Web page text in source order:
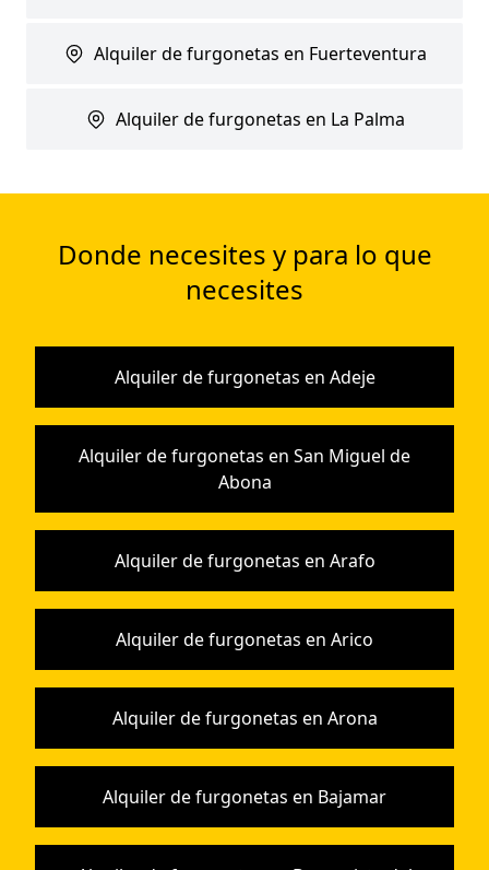
Alquiler de furgonetas en Fuerteventura
Alquiler de furgonetas en La Palma
Donde necesites y para lo que
necesites
Alquiler de furgonetas en Adeje
Alquiler de furgonetas en San Miguel de
Abona
Alquiler de furgonetas en Arafo
Alquiler de furgonetas en Arico
Alquiler de furgonetas en Arona
Alquiler de furgonetas en Bajamar